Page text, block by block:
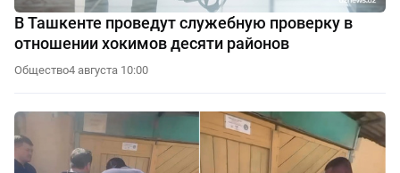
В Ташкенте проведут служебную проверку в
отношении хокимов десяти районов
Общество4 августа 10:00